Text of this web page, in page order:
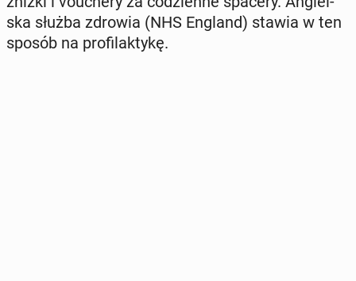
ska służba zdrowia (NHS England) stawia w ten
sposób na pro­fi­lak­ty­kę.